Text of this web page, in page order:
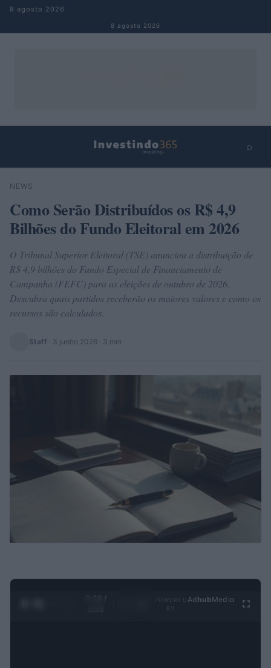
Pular para o conteúdo
8 agosto 2026
8 agosto 2026
⌕
Buscar
NEWS
Como Serão Distribuídos os R$ 4,9
Bilhões do Fundo Eleitoral em 2026
O Tribunal Superior Eleitoral (TSE) anunciou a distribuição de
R$ 4,9 bilhões do Fundo Especial de Financiamento de
Campanha (FEFC) para as eleições de outubro de 2026.
Descubra quais partidos receberão os maiores valores e como os
recursos são calculados.
Staff · 3 junho 2026 · 3 min
0:29 /
Ad hubMedia